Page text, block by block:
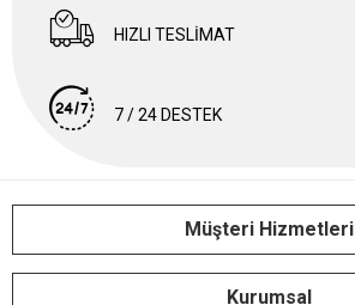
HIZLI TESLİMAT
7 / 24 DESTEK
Müşteri Hizmetleri
Kurumsal